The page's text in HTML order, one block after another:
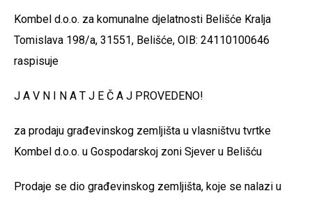
Kombel d.o.o. za komunalne djelatnosti Belišće Kralja
Tomislava 198/a, 31551, Belišće, OIB: 24110100646
raspisuje
J A V N I N A T J E Č A J PROVEDENO!
za prodaju građevinskog zemljišta u vlasništvu tvrtke
Kombel d.o.o. u Gospodarskoj zoni Sjever u Belišću
Prodaje se dio građevinskog zemljišta, koje se nalazi u